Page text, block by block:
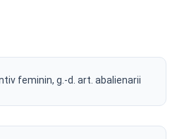
feminin, g.-d. art. abalienarii